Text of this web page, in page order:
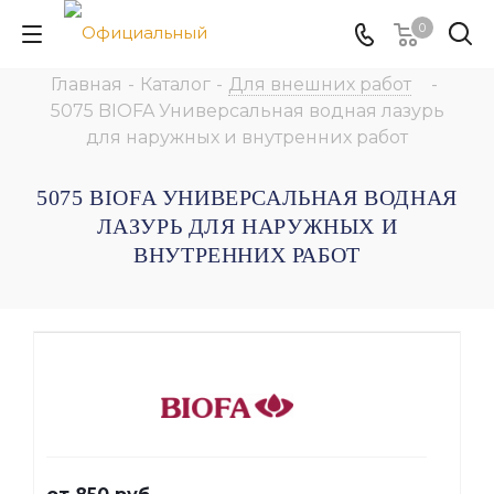
0
Главная - Каталог - Для внешних работ
-
5075 BIOFA Универсальная водная лазурь
для наружных и внутренних работ
5075 BIOFA УНИВЕРСАЛЬНАЯ ВОДНАЯ
ЛАЗУРЬ ДЛЯ НАРУЖНЫХ И
ВНУТРЕННИХ РАБОТ